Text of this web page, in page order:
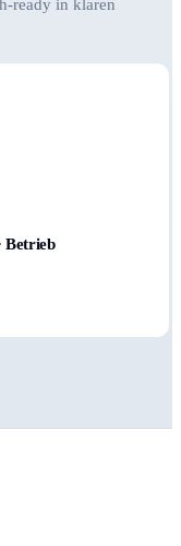
ready in klaren
Betrieb